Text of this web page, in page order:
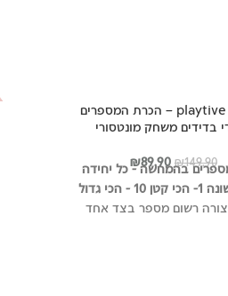
playtive junior – הכרת המספרים
בדידים משחק מונטסורי
₪149.90
המחיר
המקורי
היה:
₪149.90.
₪89.90
המחיר
הנוכחי
הוא:
₪89.90.
בהמחשה - כל יחידה
- הכי גדול
רשום מספר בצד אחד